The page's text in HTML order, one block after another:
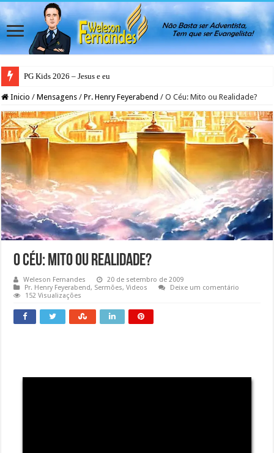
PG Kids 2026 – Jesus e eu
PG Teens 2026 – A Luz do Mundo
Inicio / Mensagens / Pr. Henry Feyerabend / O Céu: Mito ou Realidade?
O Céu: Mito ou Realidade?
Weleson Fernandes
20 de setembro de 2009
Pr. Henry Feyerabend, Sermões,Videos
Deixe um comentário
152 Visualizações